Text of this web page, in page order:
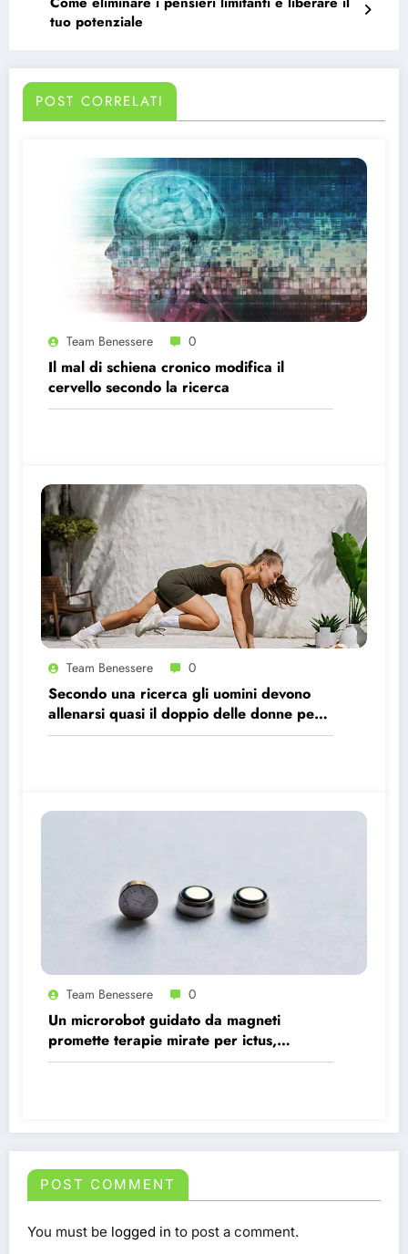
tuo potenziale
POST CORRELATI
Team Benessere 0
Il mal di schiena cronico modifica il
cervello secondo la ricerca
Team Benessere 0
Secondo una ricerca gli uomini devono
allenarsi quasi il doppio delle donne per
avere gli stessi effetti benefici sul cuore
Team Benessere 0
Un microrobot guidato da magneti
promette terapie mirate per ictus,
infezioni e tumori.
POST COMMENT
You must be logged in to post a comment.